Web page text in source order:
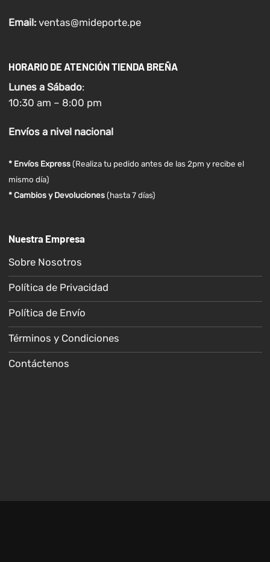
Email: ventas@mideporte.pe
HORARIO DE ATENCIÓN TIENDA BREÑA
Lunes a Sábado:
10:30 am – 8:00 pm
Envíosa nivel nacional
* Envíos Express(Realiza tu pedido antes de las 2pm y recibe el
mismo día)
* Cambios y Devoluciones (hasta 7 días)
Nuestra Empresa
Sobre Nosotros
Política de Privacidad
Política de Envío
Términos y Condiciones
Contáctenos